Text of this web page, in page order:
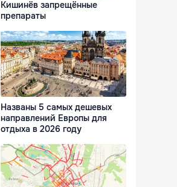
Кишинёв запрещённые
препараты
Названы 5 самых дешевых
направлений Европы для
отдыха в 2026 году